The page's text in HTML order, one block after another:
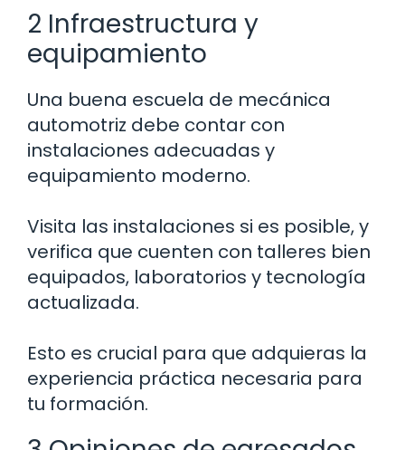
2 Infraestructura y
equipamiento
Una buena escuela de mecánica
automotriz debe contar con
instalaciones adecuadas y
equipamiento moderno.
Visita las instalaciones si es posible, y
verifica que cuenten con talleres bien
equipados, laboratorios y tecnología
actualizada.
Esto es crucial para que adquieras la
experiencia práctica necesaria para
tu formación.